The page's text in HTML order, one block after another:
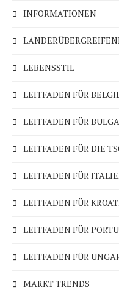
INFORMATIONEN
LEBENSSTIL
LEITFADEN FÜR
LEITFADEN FÜR
LEITFADEN FÜR DIE
LEITFADEN FÜR
LEITFADEN FÜR
LEITFADEN FÜR
LEITFADEN FÜR
MARKT TRENDS